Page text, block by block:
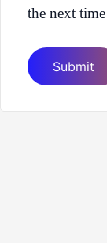
the next